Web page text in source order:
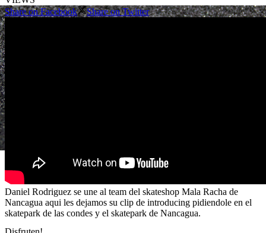
Share on Facebook
Share on Twitter
Daniel Rodriguez se une al team del skateshop Mala Racha de
Nancagua aqui les dejamos su clip de introducing pidiendole en el
skatepark de las condes y el skatepark de Nancagua.